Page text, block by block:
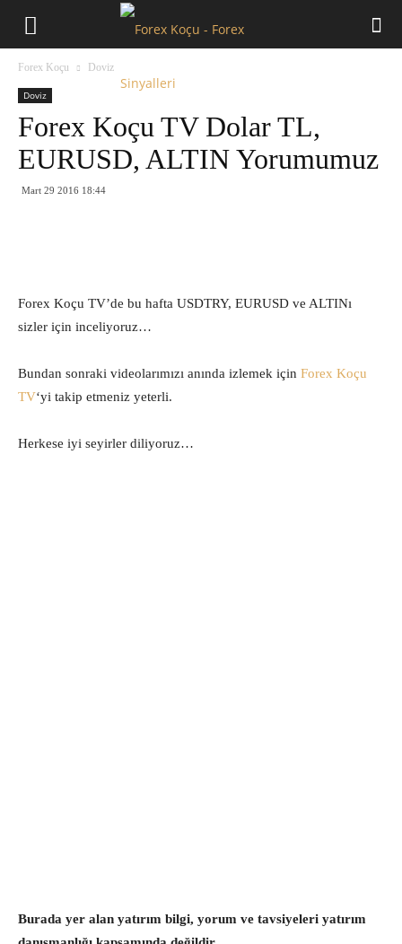
Forex Koçu Doviz
Doviz
Forex Koçu TV Dolar TL,
EURUSD, ALTIN Yorumumuz
Mart 29 2016 18:44
Forex Koçu TV’de bu hafta USDTRY, EURUSD ve ALTINı
sizler için inceliyoruz…
Bundan sonraki videolarımızı anında izlemek için Forex Koçu
TV‘yi takip etmeniz yeterli.
Herkese iyi seyirler diliyoruz…
Burada yer alan yatırım bilgi, yorum ve tavsiyeleri yatırım